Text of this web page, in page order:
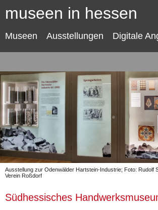
museen in hessen
Museen Ausstellungen Digitale
Ausstellung zur Odenwälder Hartstein-Industrie; Foto: Rudolf
Verein Roßdorf
Südhessisches